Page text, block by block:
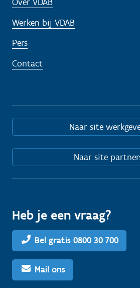
Werken bij VDAB
Pers
Contact
Naar site
Naar site
Heb je een vraag?
Bel gratis 0800 30 700
Mail ons